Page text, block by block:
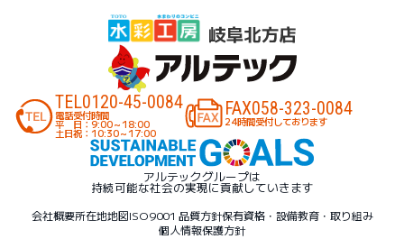
TEL0120-45-0084
電話受付時間
平 日：9:00～18:00
土日祝：10:30～17:00
FAX058-323-0084
24時間受付しております
アルテックグループは
持続可能な社会の実現に貢献していきます
会社概要所在地地図ISO9001 品質方針保有資格・設備教育・取り組み
個人情報保護方針